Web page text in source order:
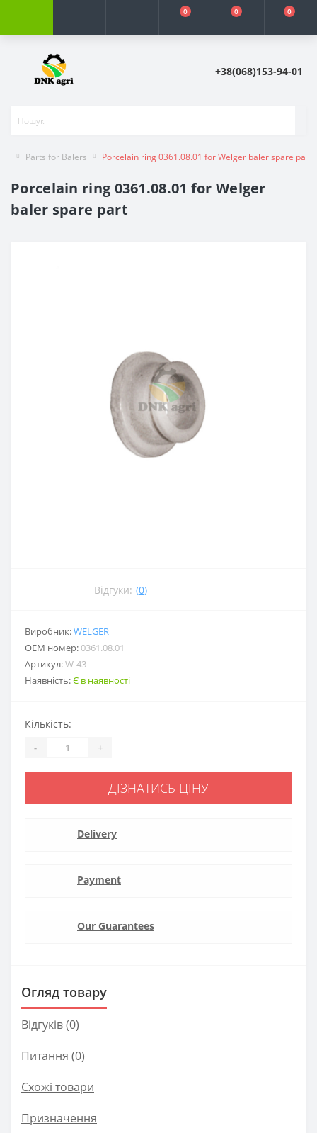
0 0 0
+38(068)153-94-01
Parts for Balers Porcelain ring 0361.08.01 for Welger baler spare part
Porcelain ring 0361.08.01 for Welger
baler spare part
Відгуки: (0)
Виробник:WELGER
ОЕМ номер:0361.08.01
Артикул:W-43
Наявність:Є в наявності
Кількість:
- +
ДІЗНАТИСЬ ЦІНУ
Delivery
Payment
Our Guarantees
Огляд товару
Відгуків (0)
Питання (0)
Схожі товари
Призначення